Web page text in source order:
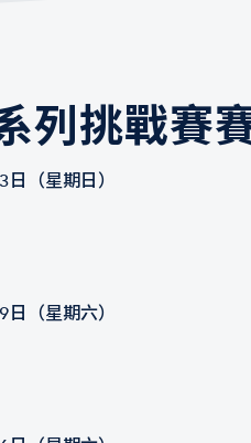
列挑戰賽
（星期日）
（星期六）